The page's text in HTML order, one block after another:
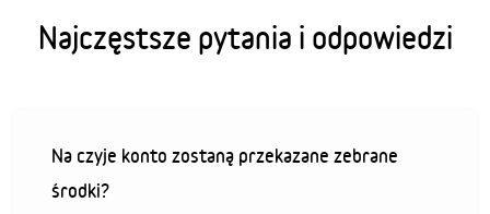
Najczęstsze pytania i odpowiedzi
Na czyje konto zostaną przekazane zebrane
środki?